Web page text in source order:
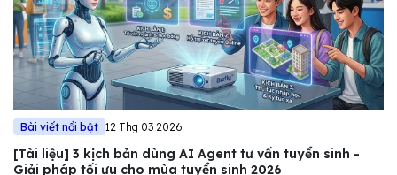
Bài viết nổi bật 12 Thg 03 2026
[Tài liệu] 3 kịch bản dùng AI Agent tư vấn tuyển sinh -
Giải pháp tối ưu cho mùa tuyển sinh 2026